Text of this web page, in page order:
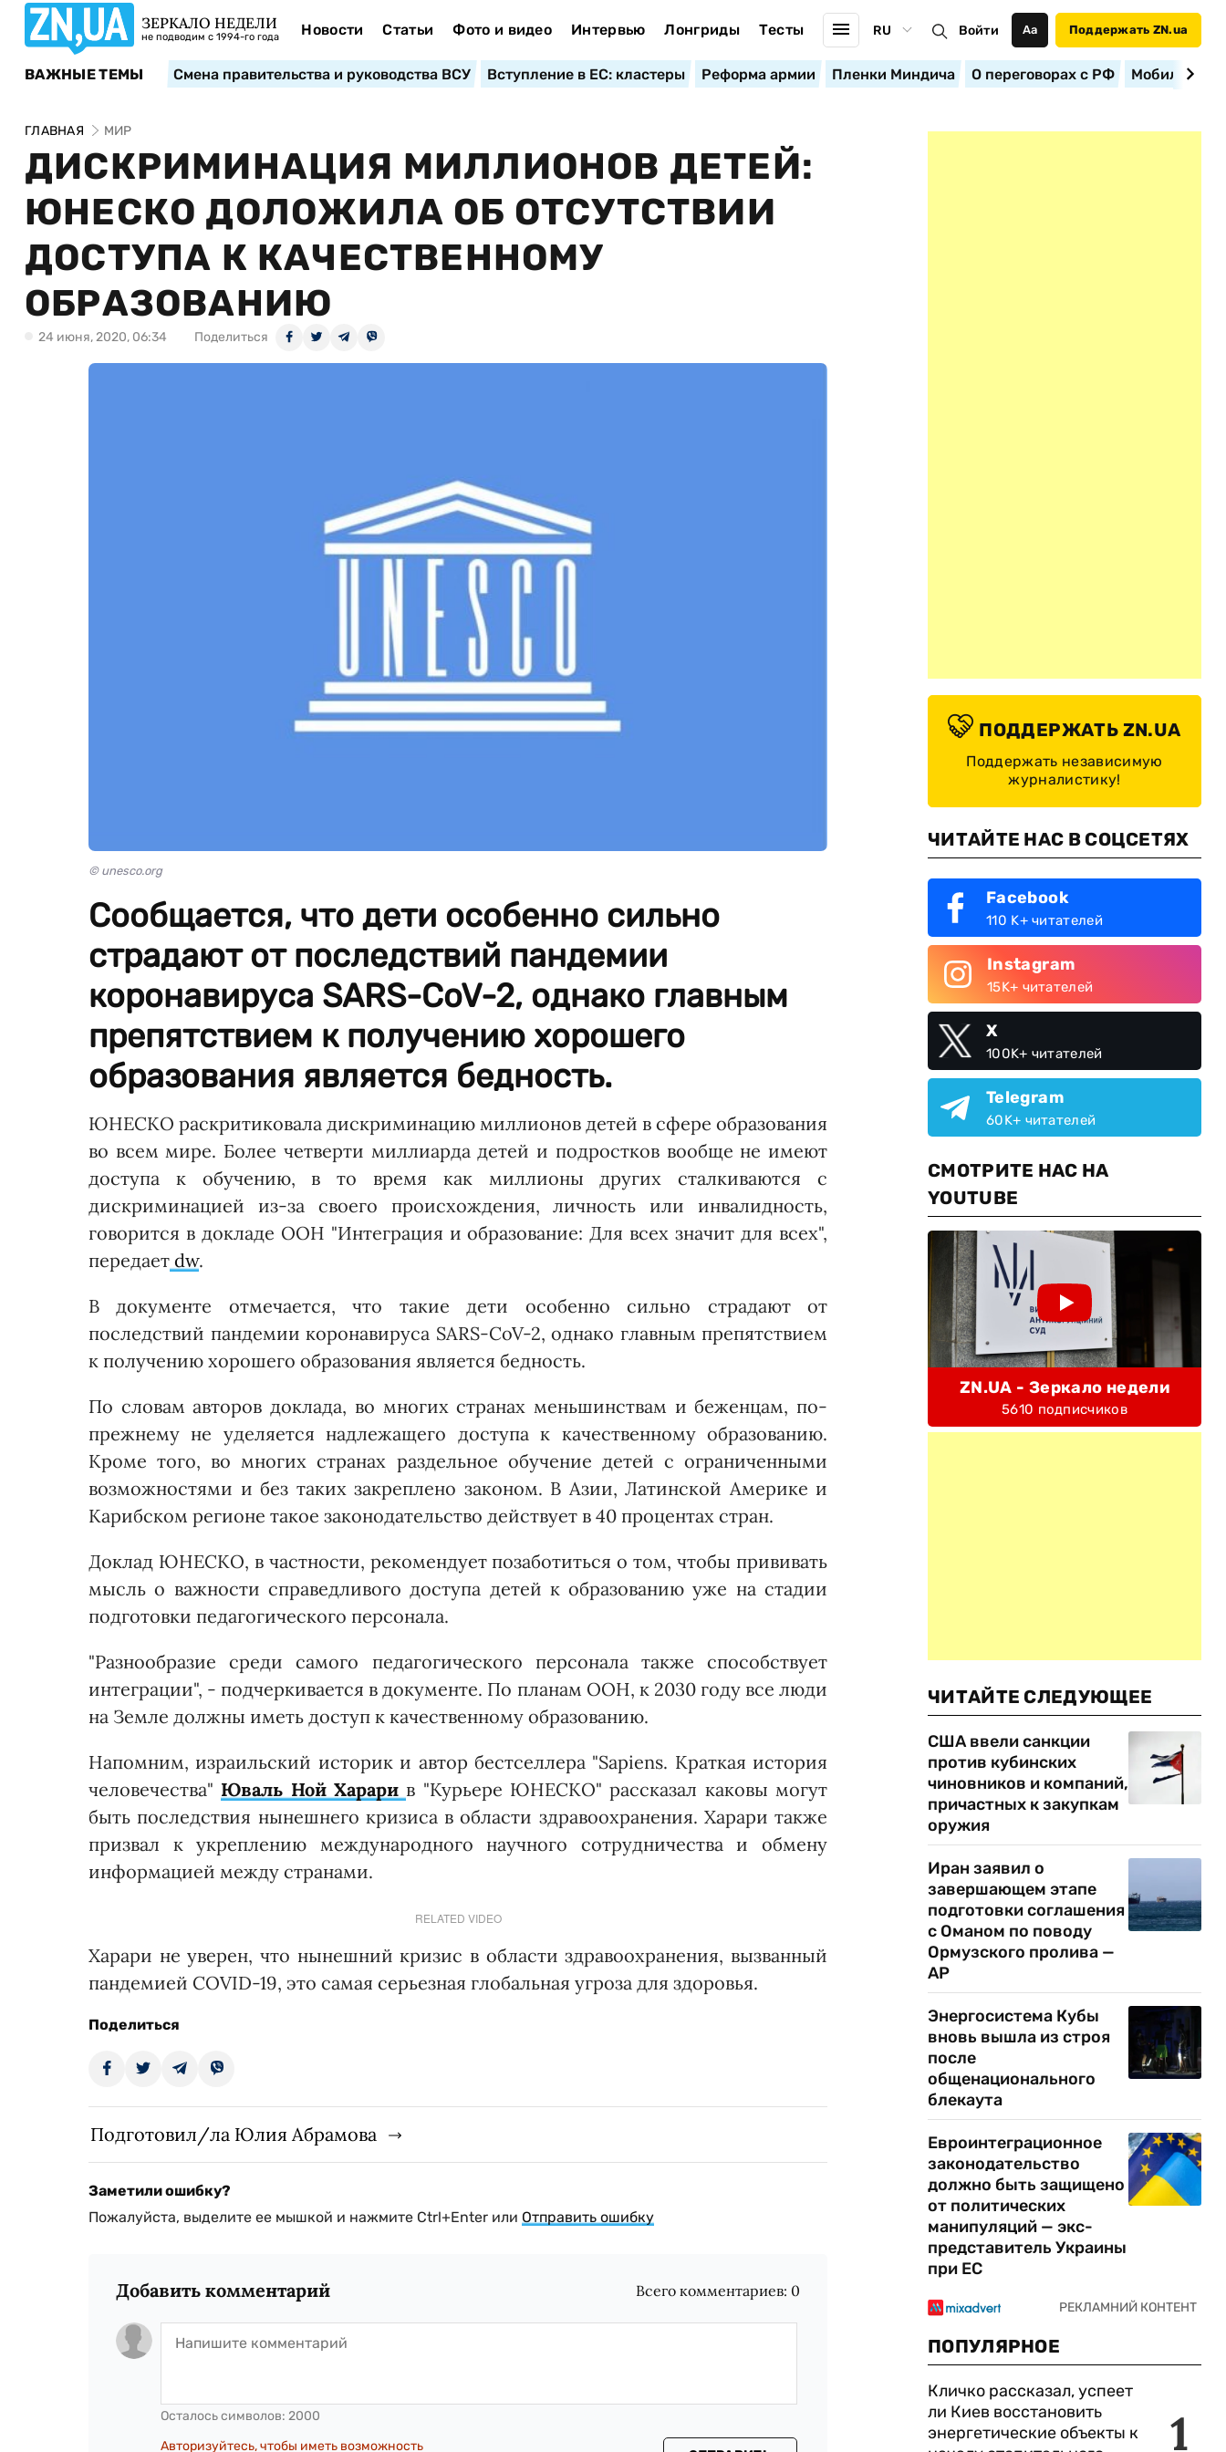
ЗЕРКАЛО НЕДЕЛИ
не подводим с 1994-го года Новости Статьи Фото и видео Интервью Лонгриды Тесты RU Войти Аа Поддержать ZN.ua
ВАЖНЫЕ ТЕМЫ Смена правительства и руководства ВСУ Вступление в ЕС: кластеры Реформа армии Пленки Миндича О переговорах с РФ
ГЛАВНАЯ МИР
ДИСКРИМИНАЦИЯ МИЛЛИОНОВ ДЕТЕЙ:
ЮНЕСКО ДОЛОЖИЛА ОБ ОТСУТСТВИИ
ДОСТУПА К КАЧЕСТВЕННОМУ
ОБРАЗОВАНИЮ
24 июня, 2020, 06:34 Поделиться
© unesco.org
Сообщается, что дети особенно сильно
страдают от последствий пандемии
коронавируса SARS-CoV-2, однако главным
препятствием к получению хорошего
образования является бедность.
ЮНЕСКО раскритиковала дискриминацию миллионов детей в сфере образования
во всем мире. Более четверти миллиарда детей и подростков вообще не имеют
доступа к обучению, в то время как миллионы других сталкиваются с
дискриминацией из-за своего происхождения, личность или инвалидность,
говорится в докладе ООН "Интеграция и образование: Для всех значит для всех",
передает dw.
В документе отмечается, что такие дети особенно сильно страдают от
последствий пандемии коронавируса SARS-CoV-2, однако главным препятствием
к получению хорошего образования является бедность.
По словам авторов доклада, во многих странах меньшинствам и беженцам, по-
прежнему не уделяется надлежащего доступа к качественному образованию.
Кроме того, во многих странах раздельное обучение детей с ограниченными
возможностями и без таких закреплено законом. В Азии, Латинской Америке и
Карибском регионе такое законодательство действует в 40 процентах стран.
Доклад ЮНЕСКО, в частности, рекомендует позаботиться о том, чтобы прививать
мысль о важности справедливого доступа детей к образованию уже на стадии
подготовки педагогического персонала.
"Разнообразие среди самого педагогического персонала также способствует
интеграции", - подчеркивается в документе. По планам ООН, к 2030 году все люди
на Земле должны иметь доступ к качественному образованию.
Напомним, израильский историк и автор бестселлера "Sapiens. Краткая история
человечества" Юваль Ной Харари в "Курьере ЮНЕСКО" рассказал каковы могут
быть последствия нынешнего кризиса в области здравоохранения. Харари также
призвал к укреплению международного научного сотрудничества и обмену
информацией между странами.
RELATED VIDEO
Харари не уверен, что нынешний кризис в области здравоохранения, вызванный
пандемией COVID-19, это самая серьезная глобальная угроза для здоровья.
Поделиться
Подготовил/ла Юлия Абрамова
Заметили ошибку?
Пожалуйста, выделите ее мышкой и нажмите Ctrl+Enter или Отправить ошибку
Добавить комментарий Всего комментариев: 0
Осталось символов: 2000
Авторизуйтесь, чтобы иметь возможность
ПОДДЕРЖАТЬ ZN.UA
Поддержать независимую
журналистику!
ЧИТАЙТЕ НАС В СОЦСЕТЯХ
Facebook
110 K+ читателей
Instagram
15K+ читателей
X
100K+ читателей
Telegram
60K+ читателей
СМОТРИТЕ НАС НА
YOUTUBE
ZN.UA - Зеркало недели
5610 подписчиков
ЧИТАЙТЕ СЛЕДУЮЩЕЕ
США ввели санкции
против кубинских
чиновников и компаний,
причастных к закупкам
оружия
Иран заявил о
завершающем этапе
подготовки соглашения
с Оманом по поводу
Ормузского пролива —
AP
Энергосистема Кубы
вновь вышла из строя
после
общенационального
блекаута
Евроинтеграционное
законодательство
должно быть защищено
от политических
манипуляций — экс-
представитель Украины
при ЕС
ПОПУЛЯРНОЕ
1
Кличко рассказал, успеет
ли Киев восстановить
энергетические объекты к